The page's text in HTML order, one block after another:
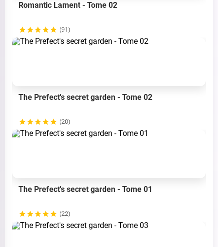
Romantic Lament - Tome 02
(91)
The Prefect's secret garden - Tome 02
(20)
The Prefect's secret garden - Tome 01
(22)